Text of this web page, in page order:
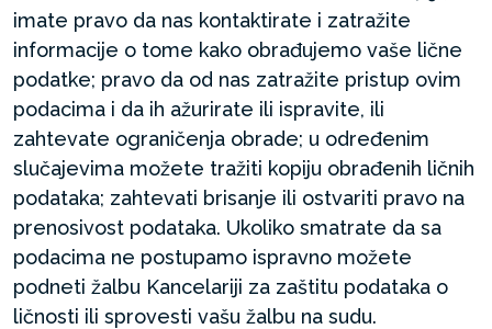
imate pravo da nas kontaktirate i zatražite
informacije o tome kako obrađujemo vaše lične
podatke; pravo da od nas zatražite pristup ovim
podacima i da ih ažurirate ili ispravite, ili
zahtevate ograničenja obrade; u određenim
slučajevima možete tražiti kopiju obrađenih ličnih
podataka; zahtevati brisanje ili ostvariti pravo na
prenosivost podataka. Ukoliko smatrate da sa
podacima ne postupamo ispravno možete
podneti žalbu Kancelariji za zaštitu podataka o
ličnosti ili sprovesti vašu žalbu na sudu.